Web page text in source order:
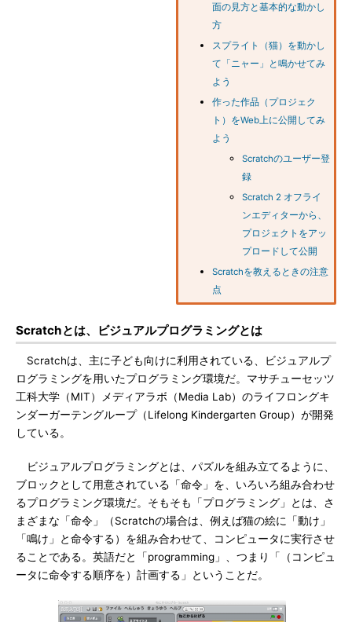
面の見方と基本的な動かし
方
スプライト（猫）を動かし
て「ニャー」と鳴かせてみ
よう
作った作品（プロジェク
ト）をWeb上に公開してみ
よう
Scratchのユーザー登
録
Scratch 2 オフライ
ンエディターから、
プロジェクトをアッ
プロードして公開
Scratchを教えるときの注意
点
Scratchとは、ビジュアルプログラミングとは
Scratchは、主に子ども向けに利用されている、ビジュアルプ
ログラミングを用いたプログラミング環境だ。マサチューセッツ
工科大学（MIT）メディアラボ（Media Lab）のライフロングキ
ンダーガーテングループ（Lifelong Kindergarten Group）が開発
している。
ビジュアルプログラミングとは、パズルを組み立てるように、
ブロックとして用意されている「命令」を、いろいろ組み合わせ
るプログラミング環境だ。そもそも「プログラミング」とは、さ
まざまな「命令」（Scratchの場合は、例えば猫の絵に「動け」
「鳴け」と命令する）を組み合わせて、コンピュータに実行させ
ることである。英語だと「programming」、つまり「（コンピュ
ータに命令する順序を）計画する」ということだ。